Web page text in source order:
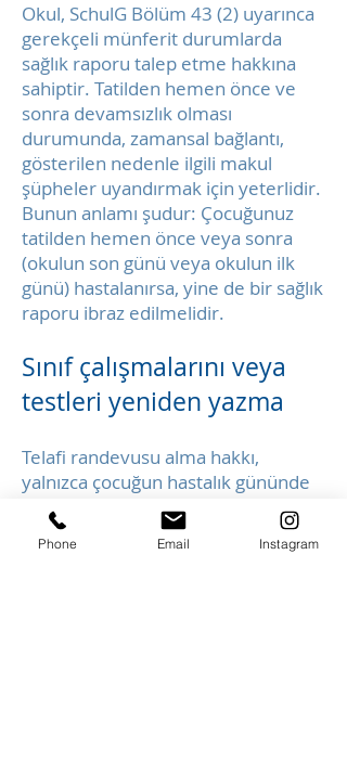
Okul, SchulG Bölüm 43 (2) uyarınca
gerekçeli münferit durumlarda
sağlık raporu talep etme hakkına
sahiptir. Tatilden hemen önce ve
sonra devamsızlık olması
durumunda, zamansal bağlantı,
gösterilen nedenle ilgili makul
şüpheler uyandırmak için yeterlidir.
Bunun anlamı şudur: Çocuğunuz
tatilden hemen önce veya sonra
(okulun son günü veya okulun ilk
günü) hastalanırsa, yine de bir sağlık
raporu ibraz edilmelidir.
Sınıf çalışmalarını veya
testleri yeniden yazma
Telafi randevusu alma hakkı,
yalnızca çocuğun hastalık gününde
telefonla bildirilmesi ve zamanında
yazılı bir mazeret veya sağlık raporu
ibraz edilmesi durumunda
Phone Email Instagram